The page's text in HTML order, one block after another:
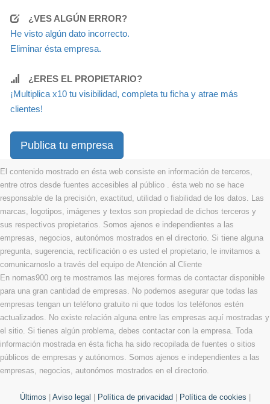
¿VES ALGÚN ERROR?
He visto algún dato incorrecto.
Eliminar ésta empresa.
¿ERES EL PROPIETARIO?
¡Multiplica x10 tu visibilidad, completa tu ficha y atrae más
clientes!
Publica tu empresa
El contenido mostrado en ésta web consiste en información de terceros,
entre otros desde fuentes accesibles al público . ésta web no se hace
responsable de la precisión, exactitud, utilidad o fiabilidad de los datos. Las
marcas, logotipos, imágenes y textos son propiedad de dichos terceros y
sus respectivos propietarios. Somos ajenos e independientes a las
empresas, negocios, autonómos mostrados en el directorio. Si tiene alguna
pregunta, sugerencia, rectificación o es usted el propietario, le invitamos a
comunicarnoslo a través del equipo de Atención al Cliente
En nomas900.org te mostramos las mejores formas de contactar disponible
para una gran cantidad de empresas. No podemos asegurar que todas las
empresas tengan un teléfono gratuito ni que todos los teléfonos estén
actualizados. No existe relación alguna entre las empresas aquí mostradas y
el sitio. Si tienes algún problema, debes contactar con la empresa. Toda
información mostrada en ésta ficha ha sido recopilada de fuentes o sitios
públicos de empresas y autónomos. Somos ajenos e independientes a las
empresas, negocios, autonómos mostrados en el directorio.
Últimos Aviso legal Política de privacidad Política de cookies